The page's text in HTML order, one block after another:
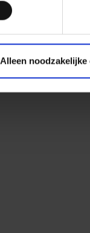
Alleen noodzakelijke